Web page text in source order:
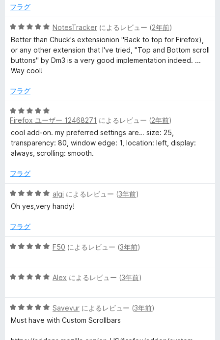
b
u
t
o
n
s
レ
ュ
ー
の
価
フラグ
5
段
階
中
5
評
NotesTracker によるレビュー (2年前)
Better than Chuck's extensionion "Back to top for Firefox),
or any other extension that I've tried, "Top and Bottom scroll
buttons" by Dm3 is a very good implementation indeed. ...
Way cool!
フラグ
5
段
階
中
5
評
Firefox ユーザー 12468271 によるレビュー (2年前)
cool add-on. my preferred settings are… size: 25,
transparency: 80, window edge: 1, location: left, display:
always, scrolling: smooth.
フラグ
5
段
中
の
algi によるレビュー (3年前)
Oh yes,very handy!
フラグ
5
中
評
価
F50 によるレビュー (3年前)
5
中
5
Alex によるレビュー (3年前)
5
段
中
Savevur によるレビュー (3年前)
Must have with Custom Scrollbars